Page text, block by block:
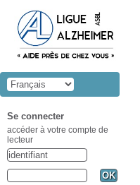
Se connecter
accéder à votre compte de
lecteur